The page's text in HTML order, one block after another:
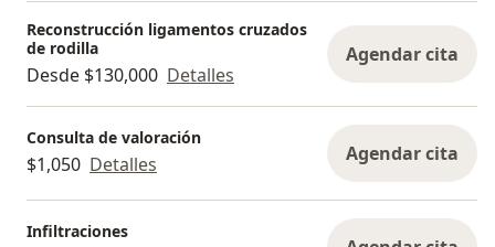
Reconstrucción ligamentos cruzados
de rodilla
Desde $130,000 Detalles
Agendar cita
Consulta de valoración
$1,050 Detalles Agendar cita
Infiltraciones